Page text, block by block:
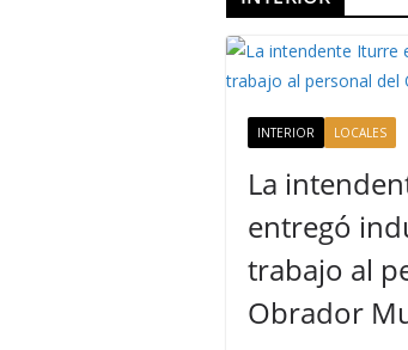
INTERIOR LOCALES
La
entregó
trabajo al
Obrador